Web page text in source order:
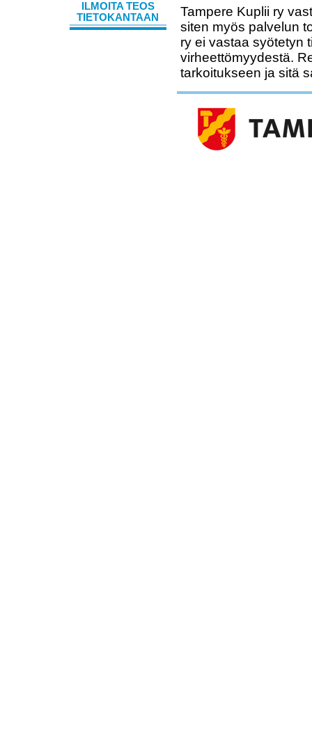
ILMOITA TEOS
TIETOKANTAAN
Tampere Kuplii ry
siten myös palvelun
ry ei vastaa syötetyn
virheettömyydestä.
tarkoitukseen ja sitä